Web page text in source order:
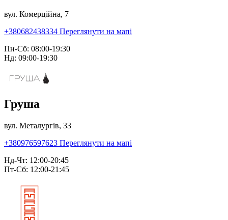
вул. Комерційна, 7
+380682438334 Переглянути на мапі
Пн-Сб: 08:00-19:30
Нд: 09:00-19:30
Груша
вул. Металургів, 33
+380976597623 Переглянути на мапі
Нд-Чт: 12:00-20:45
Пт-Сб: 12:00-21:45